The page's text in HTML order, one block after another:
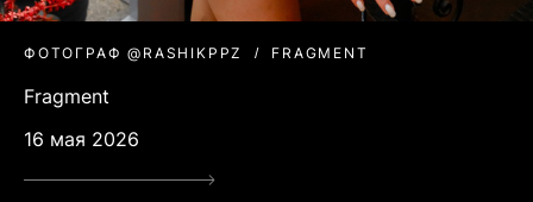
ФОТОГРАФ @RASHIKPPZ FRAGMENT
Fragment
16 мая 2026